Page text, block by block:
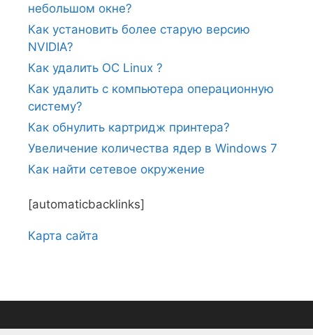
небольшом окне?
Как установить более старую версию
NVIDIA?
Как удалить ОС Linux ?
Как удалить с компьютера операционную
систему?
Как обнулить картридж принтера?
Увеличение количества ядер в Windows 7
Как найти сетевое окружение
[automaticbacklinks]
Карта сайтa